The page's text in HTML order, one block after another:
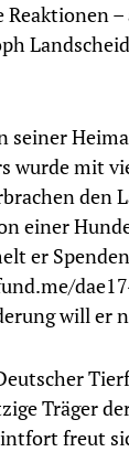
Reaktionen
seiner
wurde mit
den
einer
er
will er
Träger
freut